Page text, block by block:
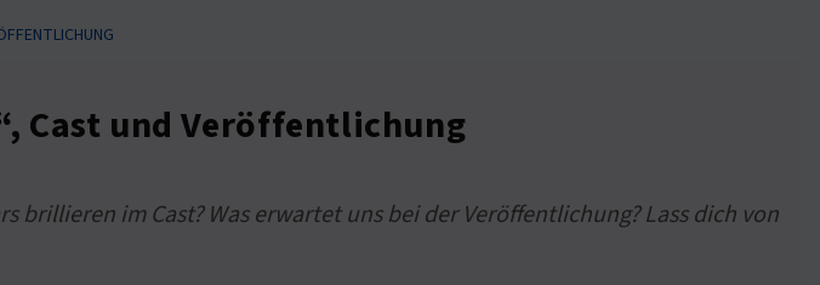
Cast und Veröffentlichung
brillieren im Cast? Was erwartet uns bei der Veröffentlichung? Lass dich von